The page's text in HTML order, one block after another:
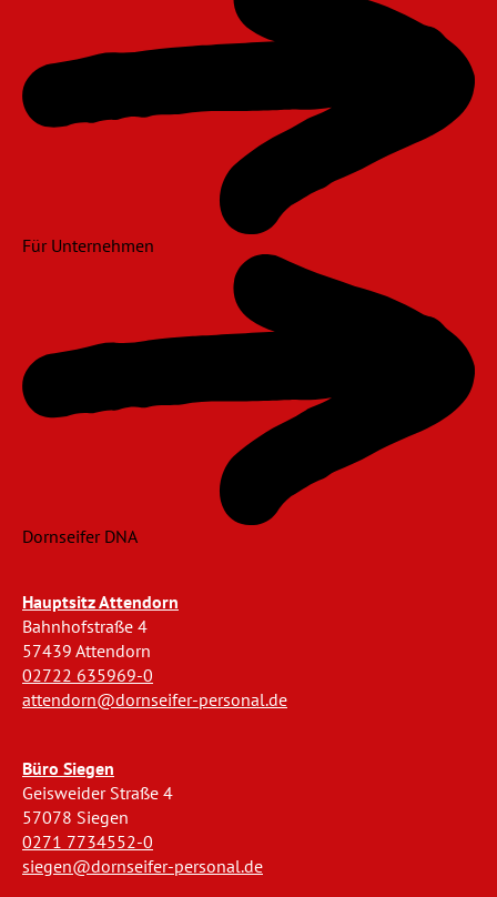
Für Unternehmen
Dornseifer DNA
Hauptsitz Attendorn
Bahnhofstraße 4
57439 Attendorn
02722 635969-0
attendorn@dornseifer-personal.de
Büro Siegen
Geisweider Straße 4
57078 Siegen
0271 7734552-0
siegen@dornseifer-personal.de